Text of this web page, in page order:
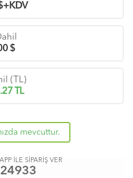
$
(TL)
TL
mevcuttur.
İLE SİPARİŞ VER